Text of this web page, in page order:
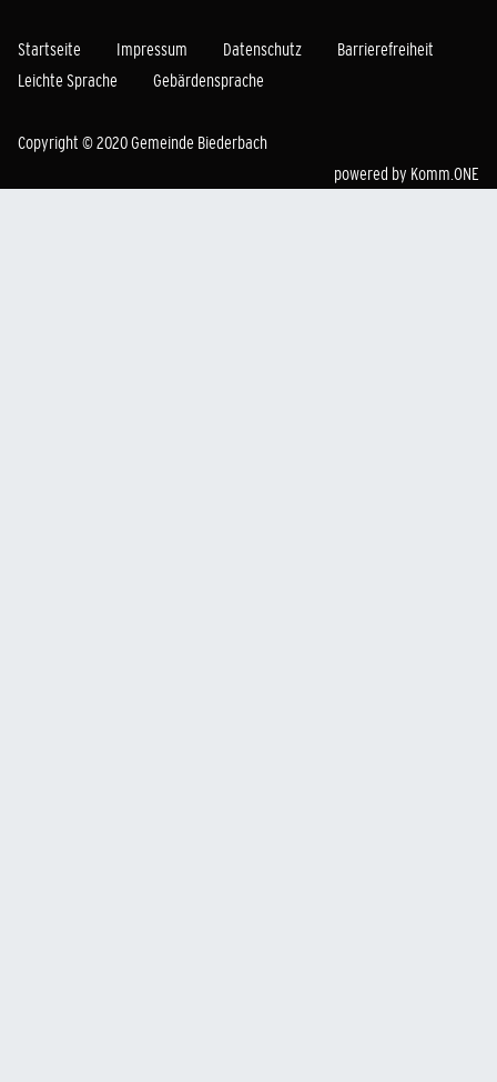
Startseite Impressum Datenschutz
Barrierefreiheit
Leichte Sprache
Gebärdensprache
Copyright © 2020 Gemeinde Biederbach
powered by Komm.ONE